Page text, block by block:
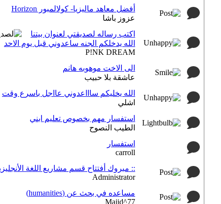
أفضل معاهد ماليزيا- كولالمبور Horizon
عزوز باشا
اكتب رساله لصديقتي لعنوان بيتنا
الله يدخلكم الجنه ساعدوني قبل يوم الاحد
P!NK DREAM
الى الاخت موهوبه هانم
عاشقة بلا حبيب
الله يخليكم ساااعدوني عااجل باسرع وقت
اشلي
استفسار مهم بخصوص تعليم ابني
الطيب النصوح
استفسار
carroll
:: مبروك أفتتاح قسم مشاريع اللغة
Administrator
مساعده في بحث عن (humanities)
Majid^77